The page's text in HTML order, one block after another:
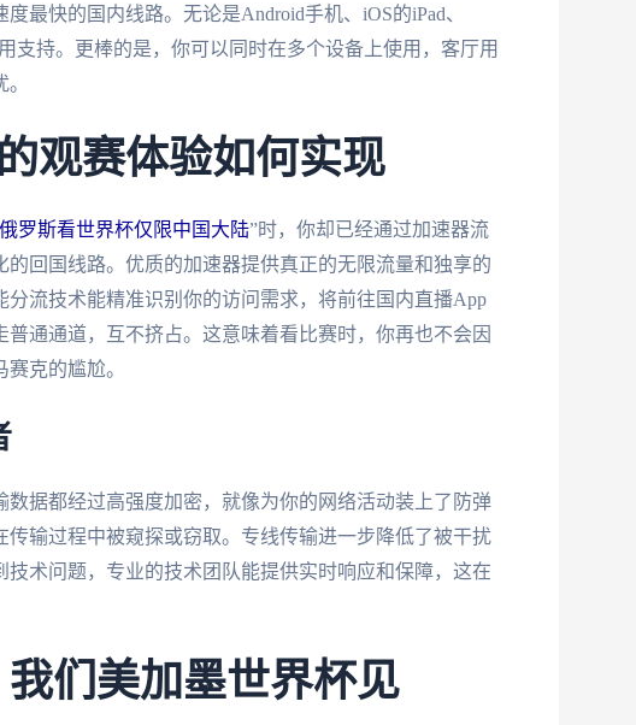
最快的国内线路。无论是Android手机、iOS的iPad、
支持。更棒的是，你可以同时在多个设备上使用，客厅用
观赛体验如何实现
罗斯看世界杯仅限中国大陆”时，你却已经通过加速器流
回国线路。优质的加速器提供真正的无限流量和独享的
流技术能精准识别你的访问需求，将前往国内直播App
通通道，互不挤占。这意味着看比赛时，你再也不会因
克的尴尬。
据都经过高强度加密，就像为你的网络活动装上了防弹
输过程中被窥探或窃取。专线传输进一步降低了被干扰
术问题，专业的技术团队能提供实时响应和保障，这在
们美加墨世界杯见